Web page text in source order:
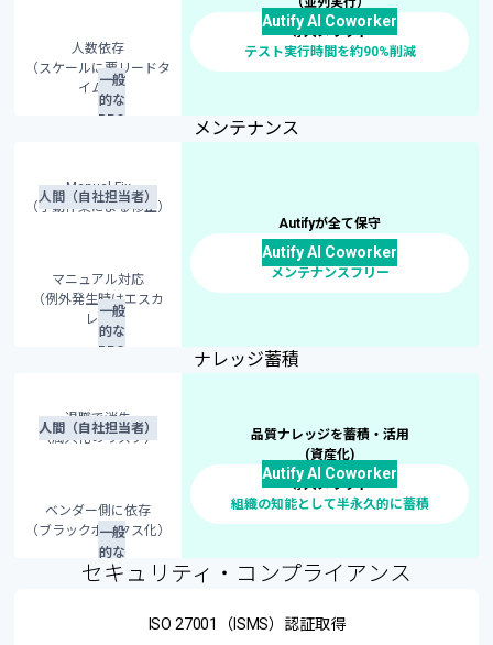
一般
的な
BPO
人数依存
（スケールに要リードタ
イム）
Autify AI Coworker
導入メリット
テスト実行時間を約90%削減
メンテナンス
人間（自社担当者）
Manual Fix
（手動作業による修正）
一般
的な
BPO
マニュアル対応
（例外発生時はエスカ
レ）
Autify AI Coworker
Autifyが全て保守
導入メリット
メンテナンスフリー
ナレッジ蓄積
人間（自社担当者）
退職で消失
（属人化のリスク）
一般
的な
BPO
ベンダー側に依存
（ブラックボックス化）
Autify AI Coworker
品質ナレッジを蓄積・活用
(資産化)
導入メリット
組織の知能として半永久的に蓄積
セキュリティ・コンプライアンス
ISO 27001（ISMS）認証取得